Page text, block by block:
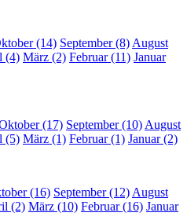
(14) September (8) August
(4) März (2) Februar (11) Januar
(17) September (10) August
(5) März (1) Februar (1) Januar (2)
(16) September (12) August
(2) März (10) Februar (16) Januar